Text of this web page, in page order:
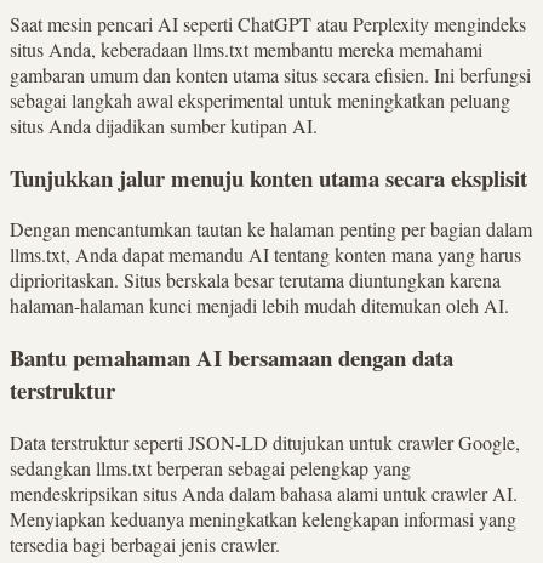
Saat mesin pencari AI seperti ChatGPT atau Perplexity mengindeks
situs Anda, keberadaan llms.txt membantu mereka memahami
gambaran umum dan konten utama situs secara efisien. Ini berfungsi
sebagai langkah awal eksperimental untuk meningkatkan peluang
situs Anda dijadikan sumber kutipan AI.
Tunjukkan jalur menuju konten utama secara eksplisit
Dengan mencantumkan tautan ke halaman penting per bagian dalam
llms.txt, Anda dapat memandu AI tentang konten mana yang harus
diprioritaskan. Situs berskala besar terutama diuntungkan karena
halaman-halaman kunci menjadi lebih mudah ditemukan oleh AI.
Bantu pemahaman AI bersamaan dengan data
terstruktur
Data terstruktur seperti JSON-LD ditujukan untuk crawler Google,
sedangkan llms.txt berperan sebagai pelengkap yang
mendeskripsikan situs Anda dalam bahasa alami untuk crawler AI.
Menyiapkan keduanya meningkatkan kelengkapan informasi yang
tersedia bagi berbagai jenis crawler.